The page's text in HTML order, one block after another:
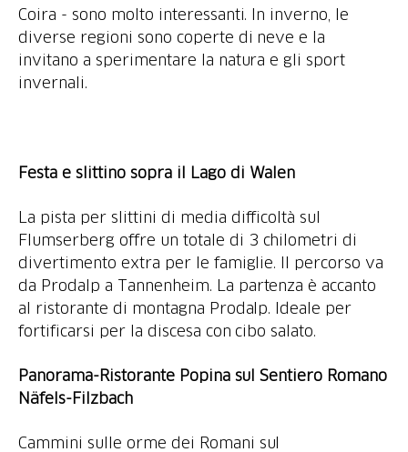
Coira - sono molto interessanti. In inverno, le
diverse regioni sono coperte di neve e la
invitano a sperimentare la natura e gli sport
invernali.
Festa e slittino sopra il Lago di Walen
La pista per slittini di media difficoltà sul
Flumserberg offre un totale di 3 chilometri di
divertimento extra per le famiglie. Il percorso va
da Prodalp a Tannenheim. La partenza è accanto
al ristorante di montagna Prodalp. Ideale per
fortificarsi per la discesa con cibo salato.
Panorama-Ristorante Popina sul Sentiero Romano
Näfels-Filzbach
Cammini sulle orme dei Romani sul